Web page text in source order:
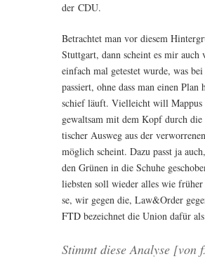
der CDU.
Betrach­tet man vor die­sem
Stutt­gart, dann scheint es mir auch
ein­fach mal getes­tet wur­de, was
pas­siert, ohne dass man einen Plan
schief läuft. Viel­leicht will Map­pus
gewalt­sam mit dem Kopf durch
ti­scher Aus­weg aus der
mög­lich scheint. Dazu passt ja
den Grü­nen in die Schu­he
liebs­ten soll wie­der alles wie
se, wir gegen die, Law&Order
FTDbezeich­net die Uni­on dafür als
Stimmt die­se Ana­ly­se [von